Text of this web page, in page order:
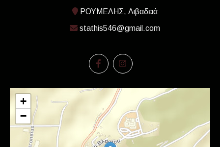
+
−
ΡΟΥΜΕΛΗΣ, Λιβαδειά
stathis546@gmail.com